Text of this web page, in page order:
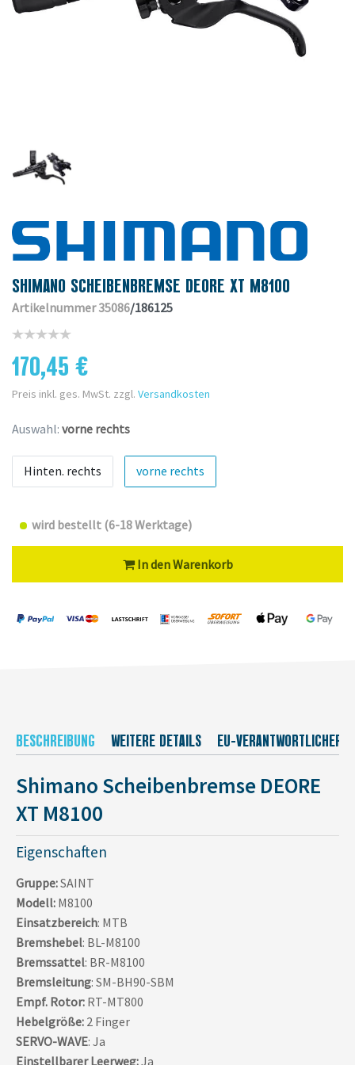
SHIMANO SCHEIBENBREMSE DEORE XT M8100
Artikelnummer 35086/186125
170,45 €
Preis inkl. ges. MwSt. zzgl. Versandkosten
Auswahl: vorne rechts
Hinten. rechts vorne rechts
wird bestellt (6-18 Werktage)
In den Warenkorb
BESCHREIBUNG WEITERE DETAILS EU-VERANTWORTLICHER
Shimano Scheibenbremse DEORE
XT M8100
Eigenschaften
Gruppe:SAINT
Modell: M8100
Einsatzbereich: MTB
Bremshebel: BL-M8100
Bremssattel: BR-M8100
Bremsleitung: SM-BH90-SBM
Empf. Rotor: RT-MT800
Hebelgröße: 2 Finger
SERVO-WAVE: Ja
Einstellbarer Leerweg:Ja